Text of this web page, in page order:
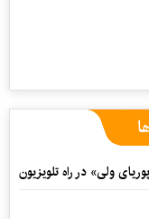
ولی» در راه تلویزیون